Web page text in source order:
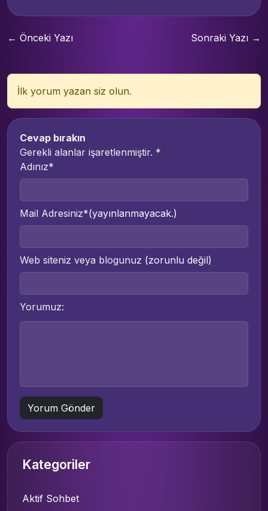
← Önceki Yazı Sonraki Yazı →
İlk yorum yazan siz olun.
Cevap bırakın
Gerekli alanlar işaretlenmiştir. *
Adınız*
Mail Adresiniz*(yayınlanmayacak.)
Web siteniz veya blogunuz (zorunlu değil)
Yorumuz:
Kategoriler
Aktif Sohbet